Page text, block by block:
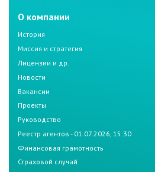
О компании
История
Миссия и стратегия
Лицензии и др.
Новости
Вакансии
Проекты
Руководство
Реестр агентов - 01.07.2026, 15:30
Финансовая грамотность
Страховой случай